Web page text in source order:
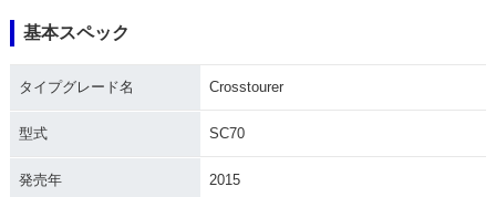
2016年 Crosstoure
2015年 Crosstoure
smission
基本スペック
タイプグレード名 Crosstourer
型式 SC70
発売年 2015